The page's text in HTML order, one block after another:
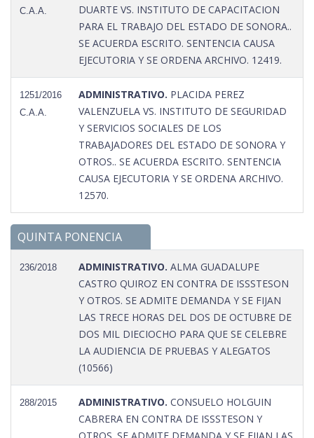
C.A.A.
DUARTE VS. INSTITUTO DE CAPACITACION
PARA EL TRABAJO DEL ESTADO DE SONORA..
SE ACUERDA ESCRITO. SENTENCIA CAUSA
EJECUTORIA Y SE ORDENA ARCHIVO. 12419.
1251/2016
C.A.A.
ADMINISTRATIVO. PLACIDA PEREZ
VALENZUELA VS. INSTITUTO DE SEGURIDAD
Y SERVICIOS SOCIALES DE LOS
TRABAJADORES DEL ESTADO DE SONORA Y
OTROS.. SE ACUERDA ESCRITO. SENTENCIA
CAUSA EJECUTORIA Y SE ORDENA ARCHIVO.
12570.
QUINTA PONENCIA
236/2018 ADMINISTRATIVO. ALMA GUADALUPE
CASTRO QUIROZ EN CONTRA DE ISSSTESON
Y OTROS. SE ADMITE DEMANDA Y SE FIJAN
LAS TRECE HORAS DEL DOS DE OCTUBRE DE
DOS MIL DIECIOCHO PARA QUE SE CELEBRE
LA AUDIENCIA DE PRUEBAS Y ALEGATOS
(10566)
288/2015 ADMINISTRATIVO. CONSUELO HOLGUIN
CABRERA EN CONTRA DE ISSSTESON Y